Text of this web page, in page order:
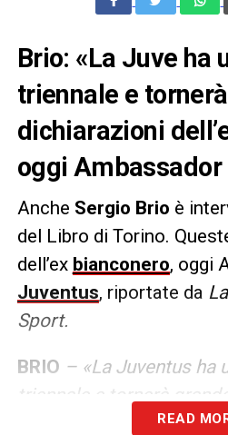
Brio: «La Juve ha
triennale e
dichiarazioni
oggi Ambassador
Anche Sergio Brio è
del Libro di Torino.
dell’ex bianconero, oggi
Juventus, riportate da
Sport.
BRIO – «La Juventus ha
triennale e tornerà
dirigenza. Sicuro che
READ